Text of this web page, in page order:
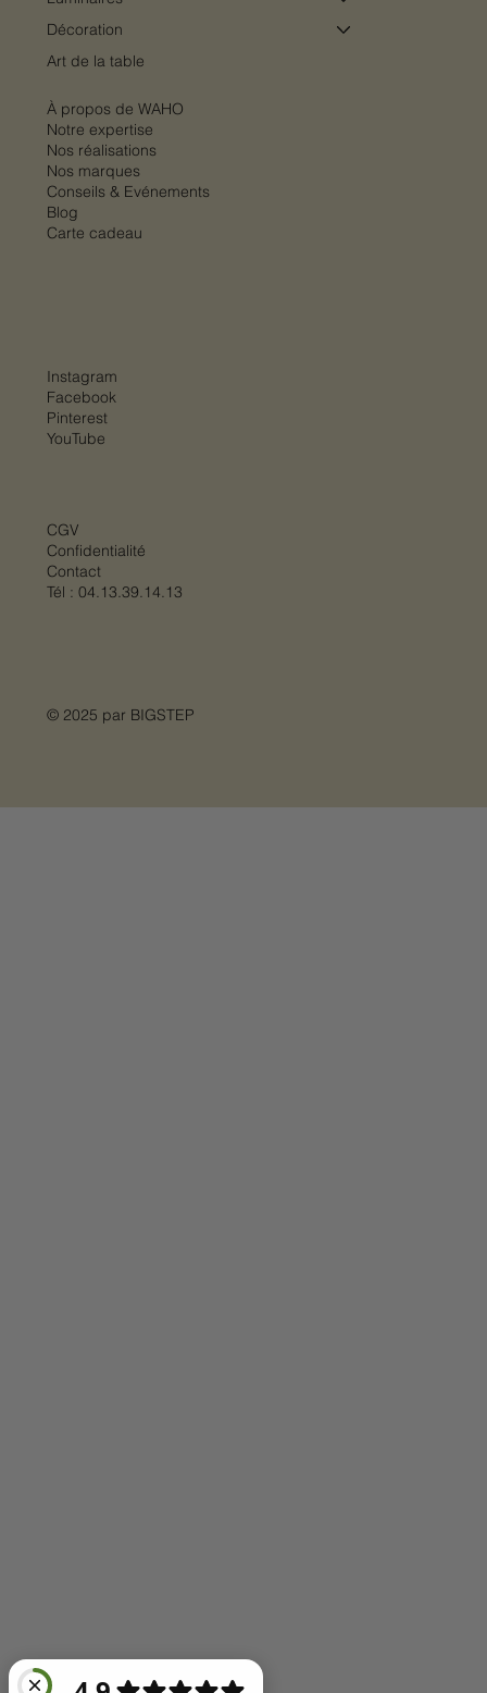
Décoration
Art de la table
À propos de WAHO
Notre expertise
Nos réalisations
Nos marques
Conseils & Evénements
Blog
Carte cadeau
CGV
Confidentialité
Contact
Tél : 04.13.39.14.13
Instagram
Facebook
Pinterest
YouTube
© 2025 par BIGSTEP